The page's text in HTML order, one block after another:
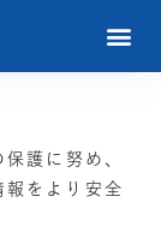
護に努め、
報をより安全